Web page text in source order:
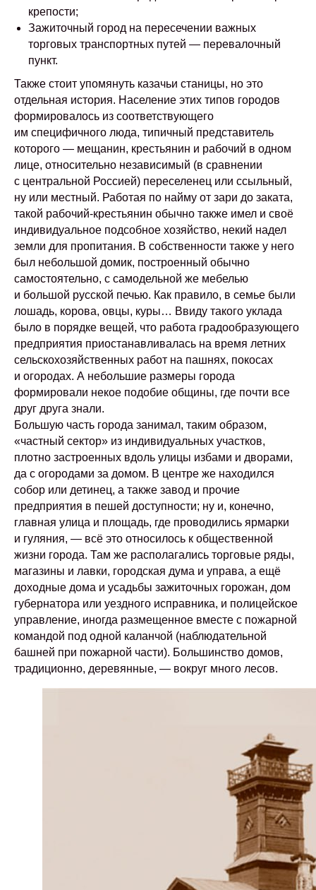
крепости;
Зажиточный город на пересечении важных
торговых транспортных путей — перевалочный
пункт.
Также стоит упомянуть казачьи станицы, но это
отдельная история. Население этих типов городов
формировалось из соответствующего
им специфичного люда, типичный представитель
которого — мещанин, крестьянин и рабочий в одном
лице, относительно независимый (в сравнении
с центральной Россией) переселенец или ссыльный,
ну или местный. Работая по найму от зари до заката,
такой рабочий-крестьянин обычно также имел и своё
индивидуальное подсобное хозяйство, некий надел
земли для пропитания. В собственности также у него
был небольшой домик, построенный обычно
самостоятельно, с самодельной же мебелью
и большой русской печью. Как правило, в семье были
лошадь, корова, овцы, куры… Ввиду такого уклада
было в порядке вещей, что работа градообразующего
предприятия приостанавливалась на время летних
сельскохозяйственных работ на пашнях, покосах
и огородах. А небольшие размеры города
формировали некое подобие общины, где почти все
друг друга знали.
Большую часть города занимал, таким образом,
«частный сектор» из индивидуальных участков,
плотно застроенных вдоль улицы избами и дворами,
да с огородами за домом. В центре же находился
собор или детинец, а также завод и прочие
предприятия в пешей доступности; ну и, конечно,
главная улица и площадь, где проводились ярмарки
и гуляния, — всё это относилось к общественной
жизни города. Там же располагались торговые ряды,
магазины и лавки, городская дума и управа, а ещё
доходные дома и усадьбы зажиточных горожан, дом
губернатора или уездного исправника, и полицейское
управление, иногда размещенное вместе с пожарной
командой под одной каланчой (наблюдательной
башней при пожарной части). Большинство домов,
традиционно, деревянные, — вокруг много лесов.